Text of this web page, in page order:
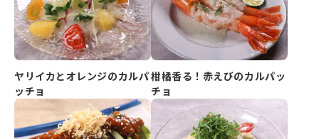
ヤリイカとオレンジのカルパ
ッチョ
柑橘香る！赤えびのカルパッ
チョ